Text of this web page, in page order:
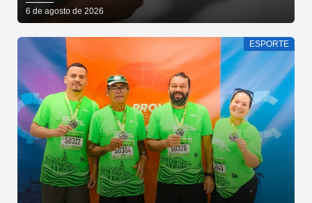
6 de agosto de 2026
ESPORTE